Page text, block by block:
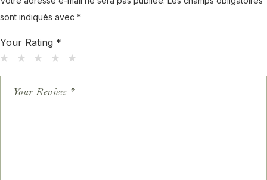
sont indiqués avec *
Your Rating *